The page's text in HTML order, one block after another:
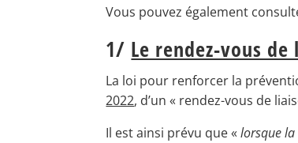
Vous pouvez également
1/ Le rendez-vous de
La loi pour renforcer la
2022, d’un « rendez-vous de
Il est ainsi prévu que «lorsque la